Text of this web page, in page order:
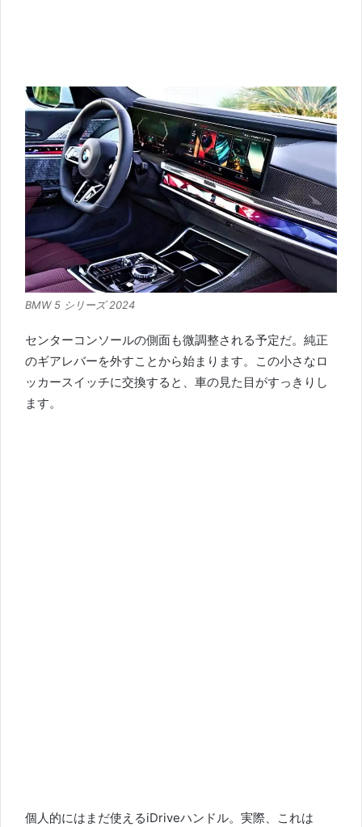
BMW 5 シリーズ 2024
センターコンソールの側面も微調整される予定だ。 純正
のギアレバーを外すことから始まります。
この小さなロ
ッカースイッチに交換すると、車の見た目がすっきりし
ます。
個人的にはまだ使えるiDriveハンドル。 実際、これは